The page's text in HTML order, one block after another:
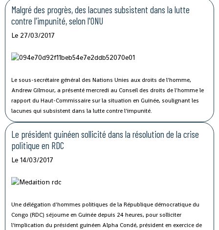
Malgré des progrès, des lacunes subsistent dans la lutte
contre l'impunité, selon l'ONU
Le 27/03/2017
Le sous-secrétaire général des Nations Unies aux droits de l'homme,
Andrew Gilmour, a présenté mercredi au Conseil des droits de l'homme le
rapport du Haut-Commissaire sur la situation en Guinée, soulignant les
lacunes qui subsistent dans la lutte contre l'impunité.
Le président guinéen sollicité dans la résolution de la crise
politique en RDC
Le 14/03/2017
Une délégation d'hommes politiques de la République démocratique du
Congo (RDC) séjourne en Guinée depuis 24 heures, pour solliciter
l'implication du président guinéen Alpha Condé, président en exercice de